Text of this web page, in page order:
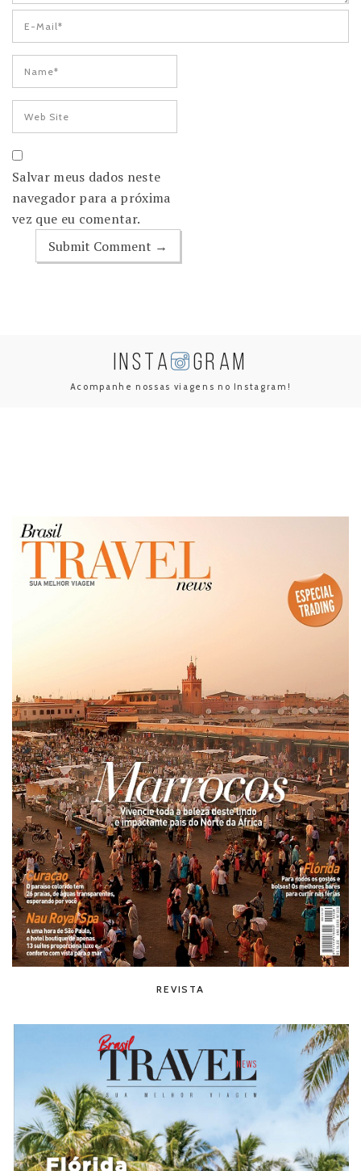
Salvar meus dados neste
navegador para a próxima
vez que eu comentar.
INSTA GRAM
Acompanhe nossas viagens no Instagram!
REVISTA